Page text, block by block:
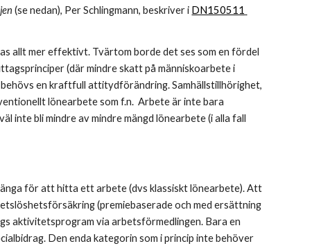
(se nedan), Per Schlingmann, beskriver i DN150511
allt mer effektivt. Tvärtom borde det ses som en fördel
(där mindre skatt på människoarbete i
en kraftfull attitydförändring. Samhällstillhörighet,
lönearbete som f.n.  Arbete är inte bara
inte bli mindre av mindre mängd lönearbete (i alla fall
för att hitta ett arbete (dvs klassiskt lönearbete). Att
(premiebaserade och med ersättning
aktivitetsprogram via arbetsförmedlingen. Bara en
Den enda kategorin som i princip inte behöver